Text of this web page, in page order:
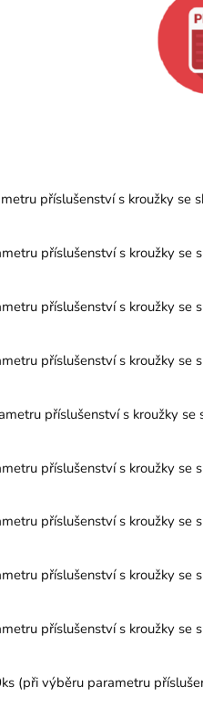
příslušenství s kroužky se
příslušenství s kroužky se
příslušenství s kroužky se
příslušenství s kroužky se
příslušenství s kroužky se
příslušenství s kroužky se
příslušenství s kroužky se
příslušenství s kroužky se
příslušenství s kroužky se
(při výběru parametru